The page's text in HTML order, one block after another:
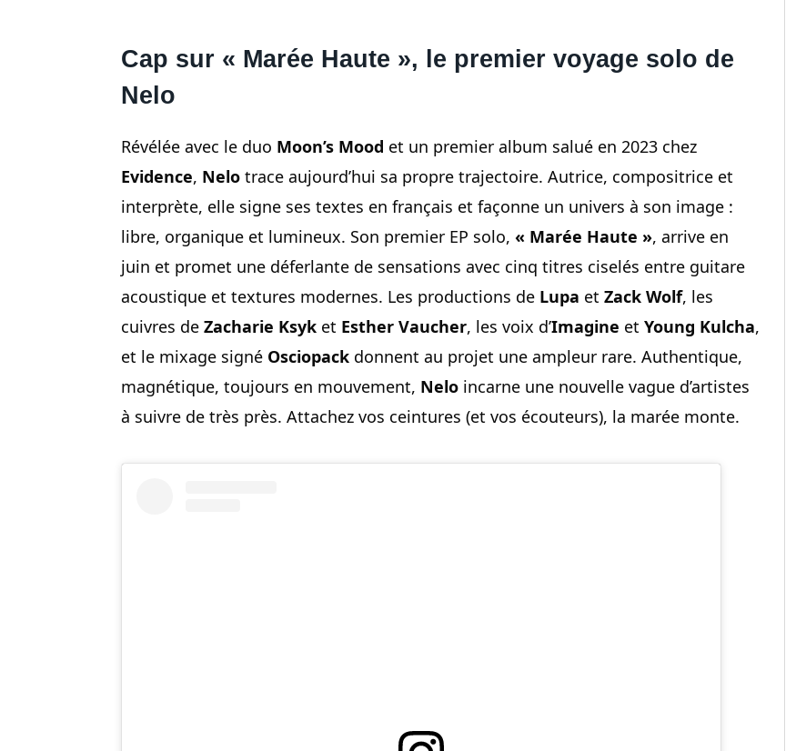
Cap sur « Marée Haute », le premier voyage solo de
Nelo
Révélée avec le duo Moon’s Mood et un premier album salué en 2023 chez
Evidence, Nelo trace aujourd’hui sa propre trajectoire. Autrice, compositrice et
interprète, elle signe ses textes en français et façonne un univers à son image :
libre, organique et lumineux. Son premier EP solo, « Marée Haute », arrive en
juin et promet une déferlante de sensations avec cinq titres ciselés entre guitare
acoustique et textures modernes. Les productions de Lupa et Zack Wolf, les
cuivres de Zacharie Ksyk et Esther Vaucher, les voix d’Imagine et Young Kulcha,
et le mixage signé Osciopack donnent au projet une ampleur rare. Authentique,
magnétique, toujours en mouvement, Nelo incarne une nouvelle vague d’artistes
à suivre de très près. Attachez vos ceintures (et vos écouteurs), la marée monte.